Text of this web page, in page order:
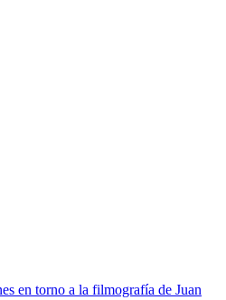
en torno a la filmografía de Juan